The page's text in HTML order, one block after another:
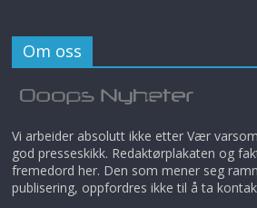
Om oss
Vi arbeider absolutt ikke etter Vær
god presseskikk. Redaktørplakaten og
fremedord her. Den som mener seg
publisering, oppfordres ikke til å ta